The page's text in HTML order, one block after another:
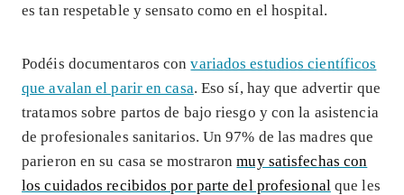
es tan respetable y sensato como en el hospital.
Podéis documentaros convariados estudios científicos
que avalan el parir en casa. Eso sí, hay que advertir que
tratamos sobre partos de bajo riesgo y con la asistencia
de profesionales sanitarios. Un 97% de las madres que
parieron en su casa se mostraronmuy satisfechas con
los cuidados recibidos por parte del profesional que les